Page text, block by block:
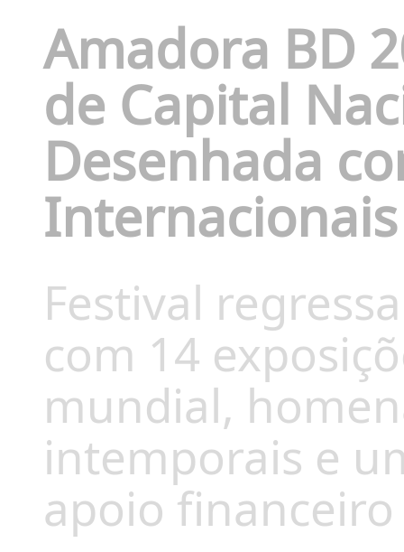
Amadora BD
de Capital
Desenhada
Festival
com 14
mundial,
intemporais e
apoio